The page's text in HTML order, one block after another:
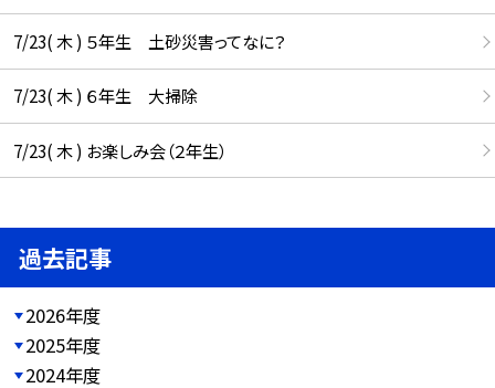
7/23( 木 ) ５年生 土砂災害ってなに？
7/23( 木 ) ６年生 大掃除
7/23( 木 ) お楽しみ会（２年生）
過去記事
2026年度
2025年度
2024年度